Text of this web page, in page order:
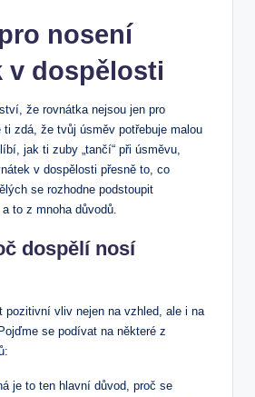
nosení
v dospělosti
že rovnátka nejsou jen pro
ti zdá, že tvůj úsměv potřebuje malou
jak ti zuby „tančí“ při úsměvu,
v dospělosti přesně to, co
se rozhodne podstoupit
to z mnoha důvodů.
dospělí nosí
pozitivní vliv nejen na vzhled, ale i na
se podívat na některé z
je to ten hlavní důvod, proč se